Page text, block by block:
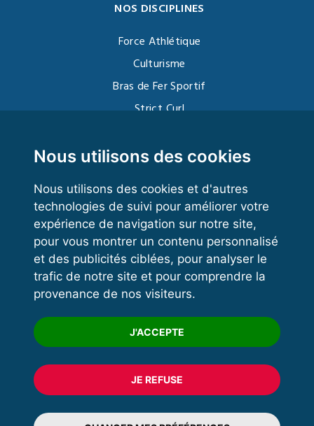
Nous utilisons des cookies
Nous utilisons des cookies et d'autres
technologies de suivi pour améliorer votre
expérience de navigation sur notre site,
pour vous montrer un contenu personnalisé
et des publicités ciblées, pour analyser le
trafic de notre site et pour comprendre la
provenance de nos visiteurs.
J'ACCEPTE
JE REFUSE
NOS DISCIPLINES
Force Athlétique
Culturisme
Bras de Fer Sportif
Strict Curl
Kettlebell
VOS ESPACES
Espace dirigeant
Espace licencié
Trouver un club
Formation
© 2020 FFFORCE Tous droits réservés
Mentions légales